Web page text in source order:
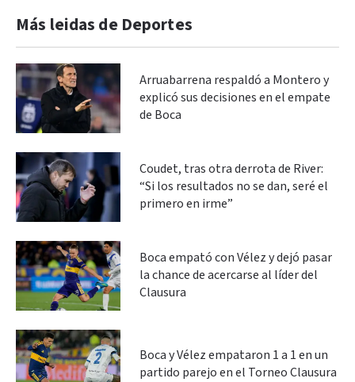
Más leidas de Deportes
Arruabarrena respaldó a Montero y
explicó sus decisiones en el empate
de Boca
Coudet, tras otra derrota de River:
“Si los resultados no se dan, seré el
primero en irme”
Boca empató con Vélez y dejó pasar
la chance de acercarse al líder del
Clausura
Boca y Vélez empataron 1 a 1 en un
partido parejo en el Torneo Clausura